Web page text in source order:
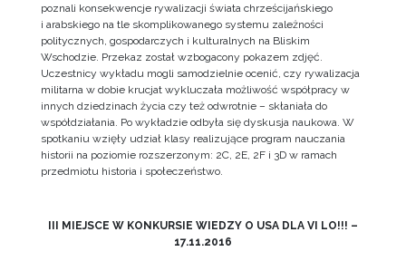
poznali konsekwencje rywalizacji świata chrześcijańskiego
i arabskiego na tle skomplikowanego systemu zależności
politycznych, gospodarczych i kulturalnych na Bliskim
Wschodzie. Przekaz został wzbogacony pokazem zdjęć.
Uczestnicy wykładu mogli samodzielnie ocenić, czy rywalizacja
militarna w dobie krucjat wykluczała możliwość współpracy w
innych dziedzinach życia czy też odwrotnie – skłaniała do
współdziałania. Po wykładzie odbyła się dyskusja naukowa. W
spotkaniu wzięły udział klasy realizujące program nauczania
historii na poziomie rozszerzonym: 2C, 2E, 2F i 3D w ramach
przedmiotu historia i społeczeństwo.
III MIEJSCE W KONKURSIE WIEDZY O USA DLA VI LO!!! –
17.11.2016